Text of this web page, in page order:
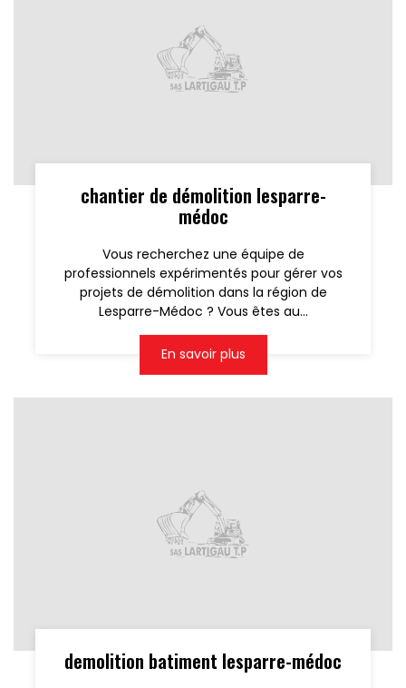
chantier de démolition lesparre-
médoc
Vous recherchez une équipe de
professionnels expérimentés pour gérer vos
projets de démolition dans la région de
Lesparre-Médoc ? Vous êtes au...
En savoir plus
demolition batiment lesparre-médoc